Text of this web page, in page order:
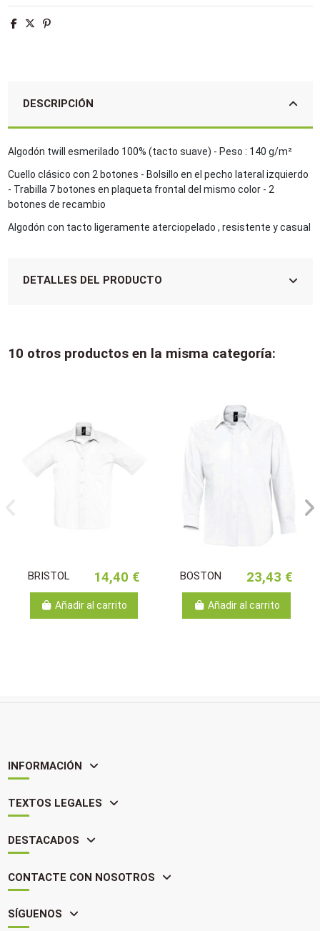
DESCRIPCIÓN
Algodón twill esmerilado 100% (tacto suave) - Peso : 140 g/m²
Cuello clásico con 2 botones - Bolsillo en el pecho lateral izquierdo
- Trabilla 7 botones en plaqueta frontal del mismo color - 2
botones de recambio
Algodón con tacto ligeramente aterciopelado , resistente y casual
DETALLES DEL PRODUCTO
10 otros productos en la misma categoría:
BRISTOL 14,40 €
Añadir al carrito
BOSTON 23,43 €
Añadir al carrito
INFORMACIÓN
TEXTOS LEGALES
DESTACADOS
CONTACTE CON NOSOTROS
SÍGUENOS